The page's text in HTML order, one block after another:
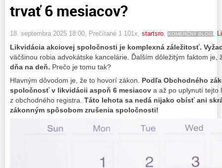
trvať 6 mesiacov?
18. septembra 2025 18:00 , Prečítané 1 101x, startsro KOMERČNÝ BLOG
Likvidácia akciovej spoločnosti je komplexná záležitosť.
väčšinou robia advokátske kancelárie. Ďalším dôležitým faktom je,
dňa na deň. Prečo je tomu tak?
Hlavným dôvodom je, že to hovorí zákon. Podľa Obchodného
spoločnosť v likvidácii aspoň 6 mesiacov a až po uplynutí tejto
z obchodného registra. Táto lehota sa nedá nijako obísť ani
zákonným spôsobom zrušenia spoločnosti!